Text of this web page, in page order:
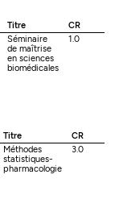
Titre
CR
Séminaire
de maîtrise
en sciences
biomédicales
1.0
Titre
CR
Méthodes
statistiques-
pharmacologie
3.0